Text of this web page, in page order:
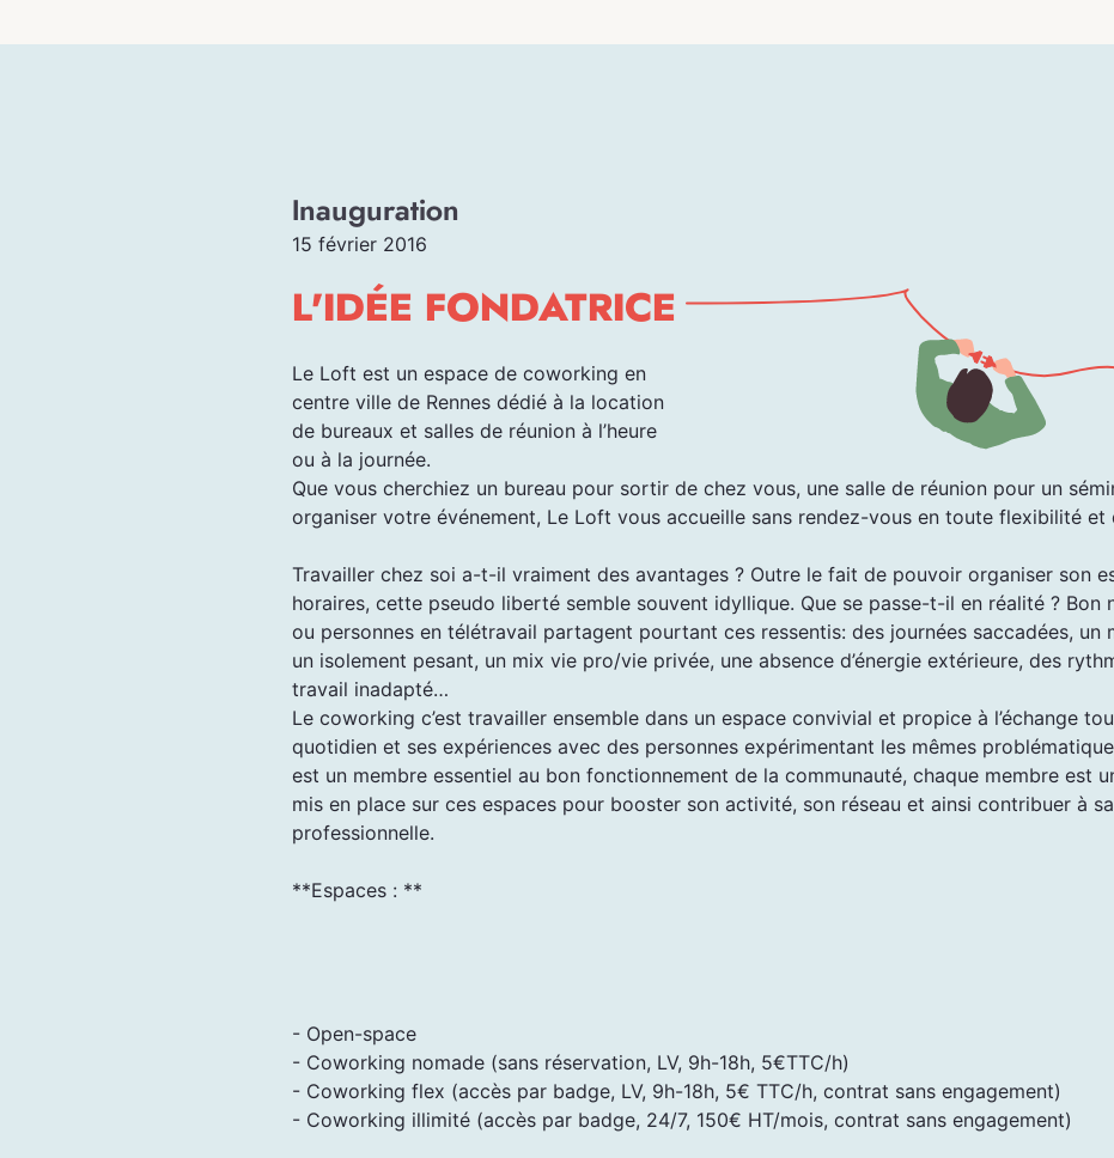
Inauguration
15 février 2016
L'IDÉE FONDATRICE
Le Loft est un espace de coworking en
centre ville de Rennes dédié à la location
de bureaux et salles de réunion à l’heure
ou à la journée.
Que vous cherchiez un bureau pour sortir de chez vous, une salle de réunion pour un
organiser votre événement, Le Loft vous accueille sans rendez-vous en toute flexibilité et
Travailler chez soi a-t-il vraiment des avantages ? Outre le fait de pouvoir organiser son
horaires, cette pseudo liberté semble souvent idyllique. Que se passe-t-il en réalité ? Bon
ou personnes en télétravail partagent pourtant ces ressentis: des journées saccadées, un
un isolement pesant, un mix vie pro/vie privée, une absence d’énergie extérieure, des
travail inadapté…
Le coworking c’est travailler ensemble dans un espace convivial et propice à l’échange
quotidien et ses expériences avec des personnes expérimentant les mêmes
est un membre essentiel au bon fonctionnement de la communauté, chaque membre est
mis en place sur ces espaces pour booster son activité, son réseau et ainsi contribuer à
professionnelle.
**Espaces : **
- Open-space
- Coworking nomade (sans réservation, LV, 9h-18h, 5€TTC/h)
- Coworking flex (accès par badge, LV, 9h-18h, 5€ TTC/h, contrat sans engagement)
- Coworking illimité (accès par badge, 24/7, 150€ HT/mois, contrat sans engagement)